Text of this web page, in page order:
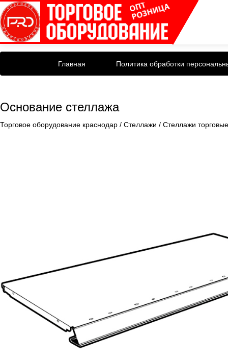
Главная Политика обработки
Основание стеллажа
Торговое оборудование краснодар / Стеллажи / Стеллажи торговые